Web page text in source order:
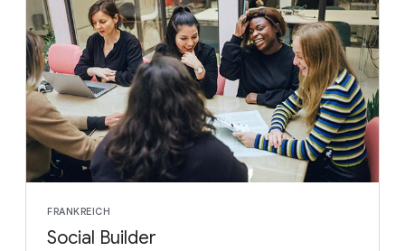
FRANKREICH
Social Builder